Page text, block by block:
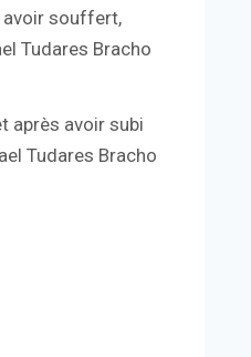
avoir souffert,
Tudares Bracho
après avoir subi
Tudares Bracho